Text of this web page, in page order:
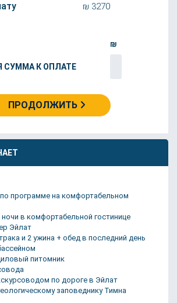
₪ 3270
СУММА К ОПЛАТЕ
₪
ПРОДОЛЖИТЬ
программе на комфортабельном
в комфортабельной гостинице
Эйлат
и 2 ужина + обед в последний день
питомник
по дороге в Эйлат
заповеднику Тимна